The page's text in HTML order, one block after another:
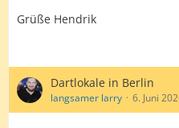
LG robert
Grüße Hendrik
Dartlokale in Berlin
langsamer larry 6. Juni